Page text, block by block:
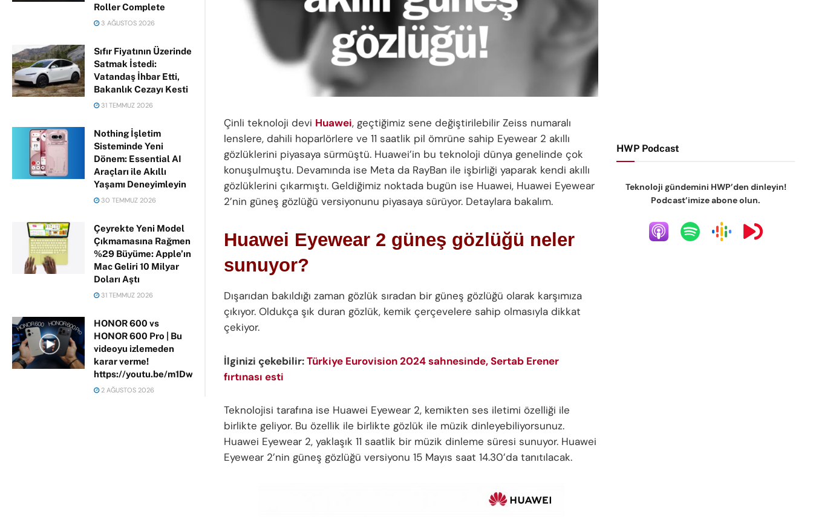
Roller Complete
3 AĞUSTOS 2026
Sıfır Fiyatının Üzerinde
Satmak İstedi:
Vatandaş İhbar Etti,
Bakanlık Cezayı Kesti
31 TEMMUZ 2026
Nothing İşletim
Sisteminde Yeni
Dönem: Essential AI
Araçları ile Akıllı
Yaşamı Deneyimleyin
30 TEMMUZ 2026
Çeyrekte Yeni Model
Çıkmamasına Rağmen
%29 Büyüme: Apple’ın
Mac Geliri 10 Milyar
Doları Aştı
31 TEMMUZ 2026
HONOR 600 vs
HONOR 600 Pro | Bu
videoyu izlemeden
karar verme!
https://youtu.be/m1DwhP3lPCM
2 AĞUSTOS 2026
Çinli teknoloji devi Huawei, geçtiğimiz sene değiştirilebilir Zeiss numaralı
lenslere, dahili hoparlörlere ve 11 saatlik pil ömrüne sahip Eyewear 2 akıllı
gözlüklerini piyasaya sürmüştü. Huawei’in bu teknoloji dünya genelinde çok
konuşulmuştu. Devamında ise Meta da RayBan ile işbirliği yaparak kendi akıllı
gözlüklerini çıkarmıştı. Geldiğimiz noktada bugün ise Huawei, Huawei Eyewear
2’nin güneş gözlüğü versiyonunu piyasaya sürüyor. Detaylara bakalım.
Huawei Eyewear 2 güneş gözlüğü neler
sunuyor?
Dışarıdan bakıldığı zaman gözlük sıradan bir güneş gözlüğü olarak karşımıza
çıkıyor. Oldukça şık duran gözlük, kemik çerçevelere sahip olmasıyla dikkat
çekiyor.
İlginizi çekebilir:Türkiye Eurovision 2024 sahnesinde, Sertab Erener
fırtınası esti
Teknolojisi tarafına ise Huawei Eyewear 2, kemikten ses iletimi özelliği ile
birlikte geliyor. Bu özellik ile birlikte gözlük ile müzik dinleyebiliyorsunuz.
Huawei Eyewear 2, yaklaşık 11 saatlik bir müzik dinleme süresi sunuyor. Huawei
Eyewear 2’nin güneş gözlüğü versiyonu 15 Mayıs saat 14.30’da tanıtılacak.
HWP Podcast
Teknoloji gündemini HWP’den dinleyin!
Podcast’imize abone olun.